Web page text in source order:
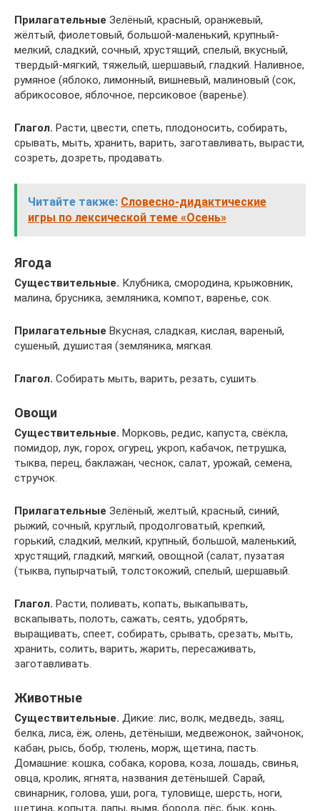
Прилагательные Зелёный, красный, оранжевый,
жёлтый, фиолетовый, большой-маленький, крупный-
мелкий, сладкий, сочный, хрустящий, спелый, вкусный,
твердый-мягкий, тяжелый, шершавый, гладкий. Наливное,
румяное (яблоко, лимонный, вишневый, малиновый (сок,
абрикосовое, яблочное, персиковое (варенье).
Глагол. Расти, цвести, спеть, плодоносить, собирать,
срывать, мыть, хранить, варить, заготавливать, вырасти,
созреть, дозреть, продавать.
Читайте также: Словесно-дидактические
игры по лексической теме «Осень»
Ягода
Существительные. Клубника, смородина, крыжовник,
малина, брусника, земляника, компот, варенье, сок.
Прилагательные Вкусная, сладкая, кислая, вареный,
сушеный, душистая (земляника, мягкая.
Глагол. Собирать мыть, варить, резать, сушить.
Овощи
Существительные. Морковь, редис, капуста, свёкла,
помидор, лук, горох, огурец, укроп, кабачок, петрушка,
тыква, перец, баклажан, чеснок, салат, урожай, семена,
стручок.
Прилагательные Зелёный, желтый, красный, синий,
рыжий, сочный, круглый, продолговатый, крепкий,
горький, сладкий, мелкий, крупный, большой, маленький,
хрустящий, гладкий, мягкий, овощной (салат, пузатая
(тыква, пупырчатый, толстокожий, спелый, шершавый.
Глагол. Расти, поливать, копать, выкапывать,
вскапывать, полоть, сажать, сеять, удобрять,
выращивать, спеет, собирать, срывать, срезать, мыть,
хранить, солить, варить, жарить, пересаживать,
заготавливать.
Животные
Существительные. Дикие: лис, волк, медведь, заяц,
белка, лиса, ёж, олень, детёныши, медвежонок, зайчонок,
кабан, рысь, бобр, тюлень, морж, щетина, пасть.
Домашние: кошка, собака, корова, коза, лошадь, свинья,
овца, кролик, ягнята, названия детёнышей. Сарай,
свинарник, голова, уши, рога, туловище, шерсть, ноги,
щетина, копыта, лапы, вымя, борода, пёс, бык, конь,